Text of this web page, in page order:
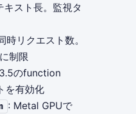
キスト長。監視タ
時リクエスト数。
制限
のfunction
を有効化
: Metal GPUで